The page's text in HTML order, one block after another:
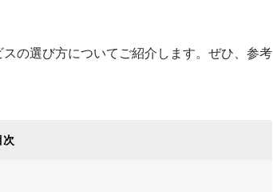
の選び方についてご紹介します。ぜひ、参考
次